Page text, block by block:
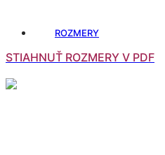
ROZMERY
STIAHNUŤ ROZMERY V PDF